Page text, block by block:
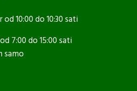
10:00 do 10:30 sati
7:00 do 15:00 sati
samo